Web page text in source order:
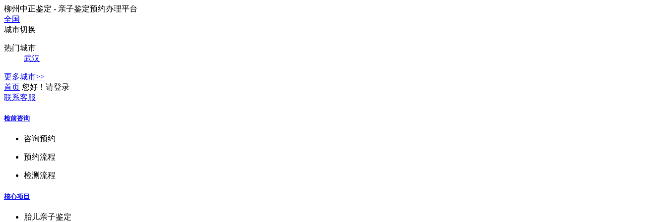
柳州中正鉴定 - 亲子鉴定预约办理平台
全国
城市切换
热门城市
武汉
更多城市>>
首页 您好！请登录
联系客服
检前咨询
咨询预约
预约流程
检测流程
核心项目
胎儿亲子鉴定